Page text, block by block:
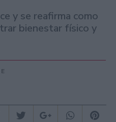
y se reafirma como
bienestar físico y